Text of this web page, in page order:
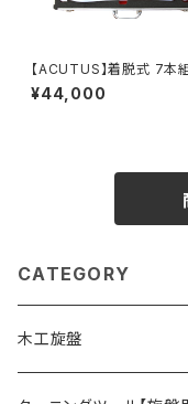
【ACUTUS】着脱式 7本
＋2ハンドルセット
¥44,000
CATEGORY
木工旋盤